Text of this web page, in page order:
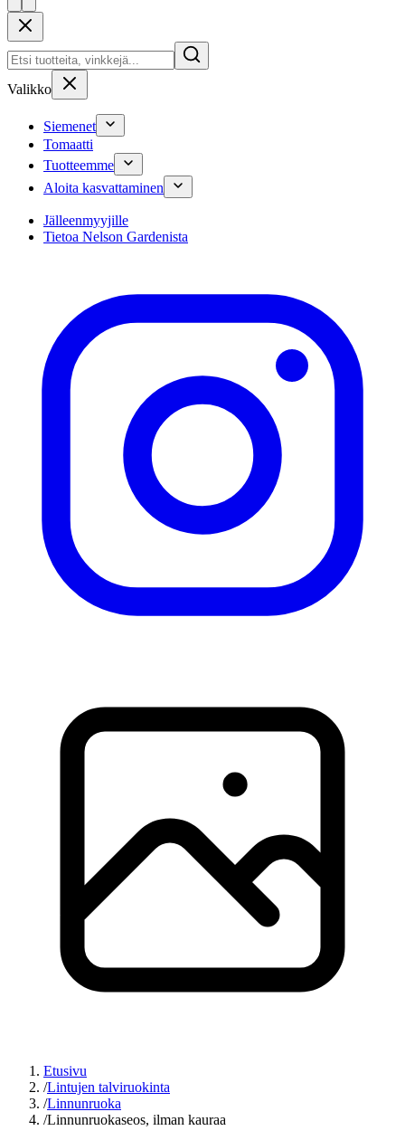
Valikko
Siemenet
Tomaatti
Tuotteemme
Aloita kasvattaminen
Jälleenmyyjille
Tietoa Nelson Gardenista
Etusivu
/Lintujen talviruokinta
/Linnunruoka
/Linnunruokaseos, ilman kauraa